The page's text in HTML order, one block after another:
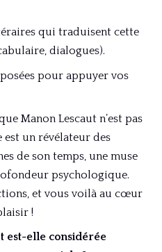
qui traduisent cette
dialogues).
pour appuyer vos
Manon Lescaut n’est pas
est un révélateur des
de son temps, une muse
psychologique.
et vous voilà au cœur
!
est-elle considérée